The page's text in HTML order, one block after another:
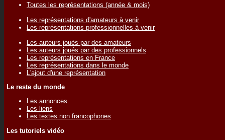
Toutes les représentations (année & mois)
Les représentations d'amateurs à venir
Les représentations professionnelles à venir
Les auteurs joués par des amateurs
Les auteurs joués par des professionnels
Les représentations en France
Les représentations dans le monde
L'ajout d'une représentation
Le reste du monde
Les annonces
Les liens
Les textes non francophones
Les tutoriels vidéo